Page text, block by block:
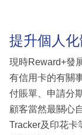
提升個人
現時Reward+發
有信用卡的有關
付賬單、申請分
顧客當然最關心
Tracker及印花卡